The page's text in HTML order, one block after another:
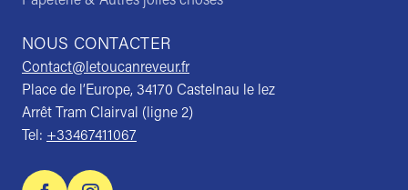
NOUS CONTACTER
Contact@letoucanreveur.fr
Place de l’Europe, 34170 Castelnau le lez
Arrêt Tram Clairval (ligne 2)
Tel: +33467411067